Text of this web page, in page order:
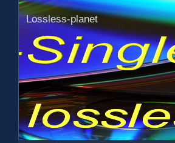
Lossless-planet